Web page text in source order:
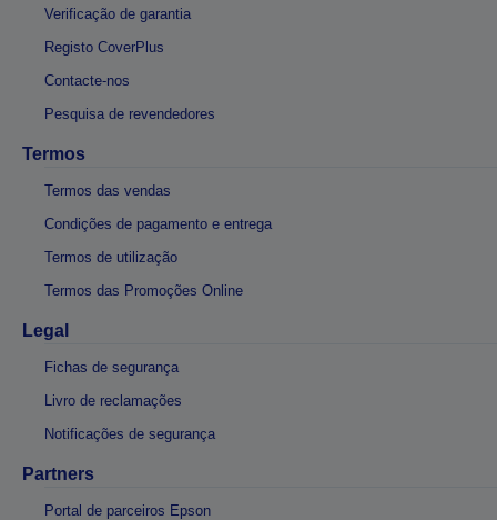
Verificação de garantia
Registo CoverPlus
Contacte-nos
Pesquisa de revendedores
Termos
Termos das vendas
Condições de pagamento e entrega
Termos de utilização
Termos das Promoções Online
Legal
Fichas de segurança
Livro de reclamações
Notificações de segurança
Partners
Portal de parceiros Epson